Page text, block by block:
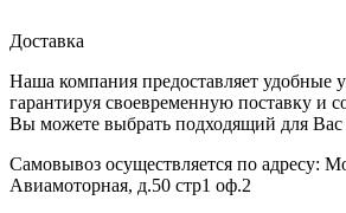
Доставка
Наша компания предоставляет удобные
гарантируя своевременную поставку и
Вы можете выбрать подходящий для Вас
Самовывоз осуществляется по адресу:
Авиамоторная, д.50 стр1 оф.2